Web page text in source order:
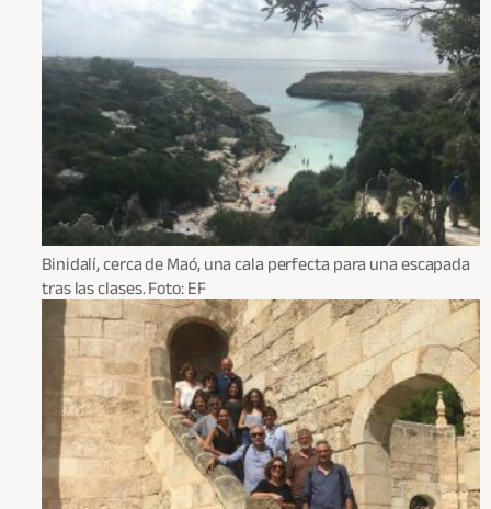
Binidalí, cerca de Maó, una cala perfecta para una escapada
tras las clases. Foto: EF